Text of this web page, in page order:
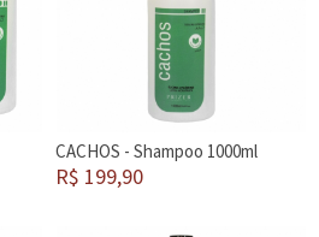
CACHOS - Shampoo 1000ml
R$ 199,90